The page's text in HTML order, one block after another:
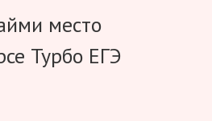
место
Турбо ЕГЭ